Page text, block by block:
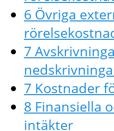
6 Övriga
7
7 Kostnader
8 Finansiella
intäkter